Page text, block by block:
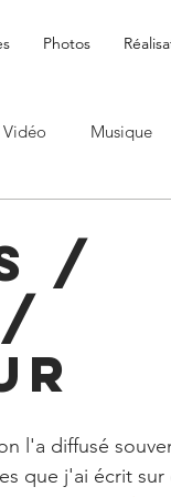
Photos
Vidéo Musique
/
l'a diffusé
que j'ai écrit